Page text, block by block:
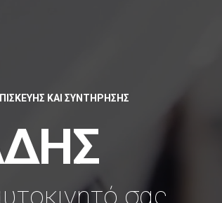
ΚΑΙ ΣΥΝΤΗΡΗΣΗΣ
σας